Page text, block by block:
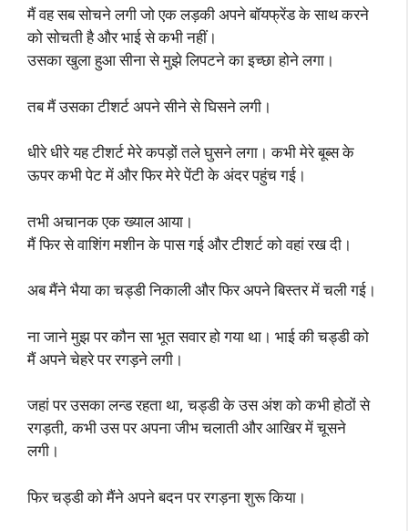
मैं वह सब सोचने लगी जो एक लड़की अपने बॉयफ्रेंड के साथ करने
को सोचती है और भाई से कभी नहीं।
उसका खुला हुआ सीना से मुझे लिपटने का इच्छा होने लगा।
तब मैं उसका टीशर्ट अपने सीने से घिसने लगी।
धीरे धीरे यह टीशर्ट मेरे कपड़ों तले घुसने लगा। कभी मेरे बूब्स के
ऊपर कभी पेट में और फिर मेरे पेंटी के अंदर पहुंच गई।
तभी अचानक एक ख्याल आया।
मैं फिर से वाशिंग मशीन के पास गई और टीशर्ट को वहां रख दी।
अब मैंने भैया का चड्डी निकाली और फिर अपने बिस्तर में चली गई।
ना जाने मुझ पर कौन सा भूत सवार हो गया था। भाई की चड्डी को
मैं अपने चेहरे पर रगड़ने लगी।
जहां पर उसका लन्ड रहता था, चड्डी के उस अंश को कभी होठों से
रगड़ती, कभी उस पर अपना जीभ चलाती और आखिर में चूसने
लगी।
फिर चड्डी को मैंने अपने बदन पर रगड़ना शुरू किया।